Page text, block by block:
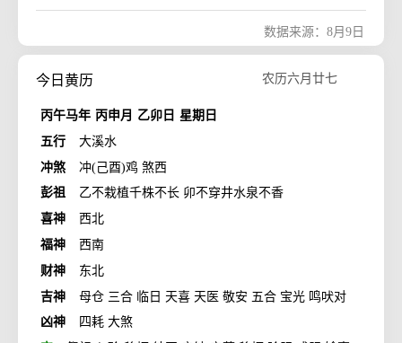
数据来源：8月9日
今日黄历 农历六月廿七
丙午马年 丙申月 乙卯日 星期日
五行
大溪水
冲煞
冲(己酉)鸡 煞西
彭祖
乙不栽植千株不长 卯不穿井水泉不香
喜神
西北
福神
西南
财神
东北
吉神
母仓 三合 临日 天喜 天医 敬安 五合 宝光 鸣吠对
凶神
四耗 大煞